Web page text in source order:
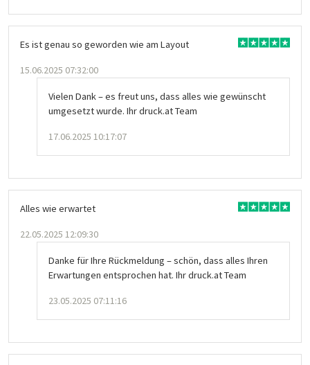
Es ist genau so geworden wie am Layout
15.06.2025 07:32:00
Vielen Dank – es freut uns, dass alles wie gewünscht
umgesetzt wurde. Ihr druck.at Team
17.06.2025 10:17:07
Alles wie erwartet
22.05.2025 12:09:30
Danke für Ihre Rückmeldung – schön, dass alles Ihren
Erwartungen entsprochen hat. Ihr druck.at Team
23.05.2025 07:11:16